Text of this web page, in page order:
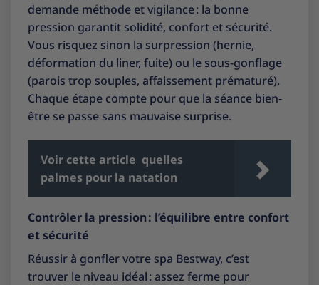
demande méthode et vigilance : la bonne
pression garantit solidité, confort et sécurité.
Vous risquez sinon la surpression (hernie,
déformation du liner, fuite) ou le sous-gonflage
(parois trop souples, affaissement prématuré).
Chaque étape compte pour que la séance bien-
être se passe sans mauvaise surprise.
Voir cette article quelles
palmes pour la natation
Contrôler la pression : l’équilibre entre confort
et sécurité
Réussir à gonfler votre spa Bestway, c’est
trouver le niveau idéal : assez ferme pour